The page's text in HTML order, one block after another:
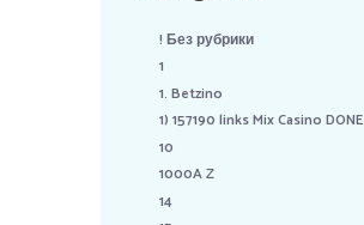
! Без рубрики
1
1. Betzino
1) 157190 links Mix Casino DONE
10
1000A Z
14